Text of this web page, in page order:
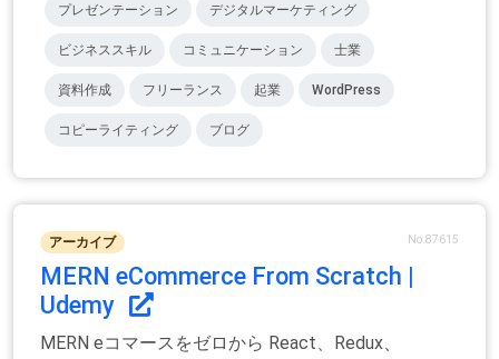
プレゼンテーション デジタルマーケティング
ビジネススキル コミュニケーション 士業
資料作成 フリーランス 起業 WordPress
コピーライティング ブログ
アーカイブ No.87615
MERN eCommerce From Scratch |
Udemy
MERN eコマースをゼロから React、Redux、